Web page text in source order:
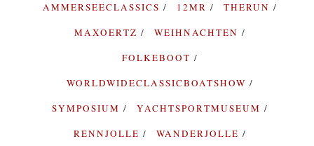
AMMERSEECLASSICS
12MR
THERUN
MAXOERTZ
WEIHNACHTEN
FOLKEBOOT
WORLDWIDECLASSICBOATSHOW
SYMPOSIUM
YACHTSPORTMUSEUM
RENNJOLLE
WANDERJOLLE